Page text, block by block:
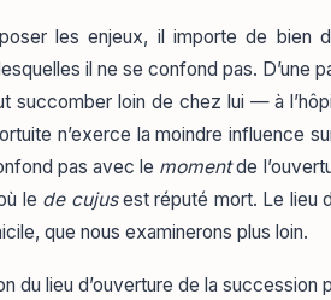
les enjeux, il importe de bien
il ne se confond pas. D’une
succomber loin de chez lui — à
n’exerce la moindre influence
pas avec le momentde
le de cujusest réputé mort. Le lieu
que nous examinerons plus loin.
du lieu d’ouverture de la succession